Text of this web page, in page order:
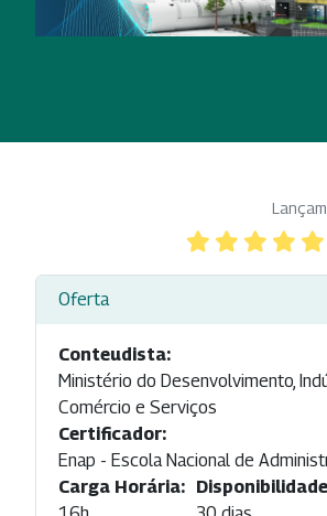
Oferta
Conteudista:
Ministério do Desenvolvimento,
Comércio e Serviços
Certificador:
Enap - Escola Nacional de
Carga Horária: